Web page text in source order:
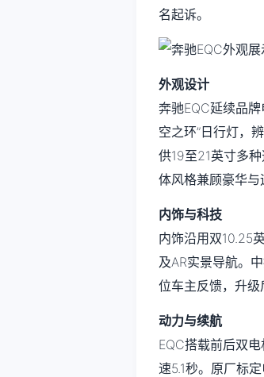
名起诉。
外观设计
奔驰EQC延续品
空之环”日行灯，
供19至21英寸多
体风格兼顾豪华与
内饰与科技
内饰沿用双10.25
及AR实景导航。
位车主反馈，升级
动力与续航
EQC搭载前后双
速5.1秒。原厂标